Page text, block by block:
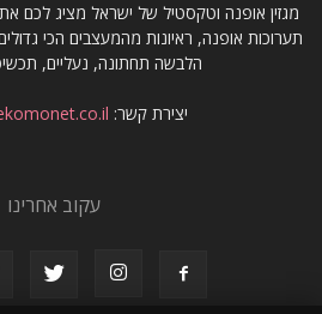
מגזין אופנה וטקסטיל של ישראל מציג לכם
תערוכות אופנה, ראיונות מהמעצבים הכי
הלבשה תחתונה, נעליים,
יצירת קשר:
עקוב אחרינו